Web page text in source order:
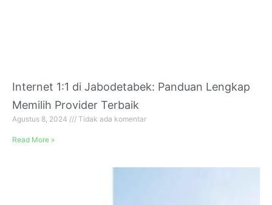
Internet 1:1 di Jabodetabek: Panduan Lengkap
Memilih Provider Terbaik
Agustus 8, 2024 Tidak ada komentar
Read More »